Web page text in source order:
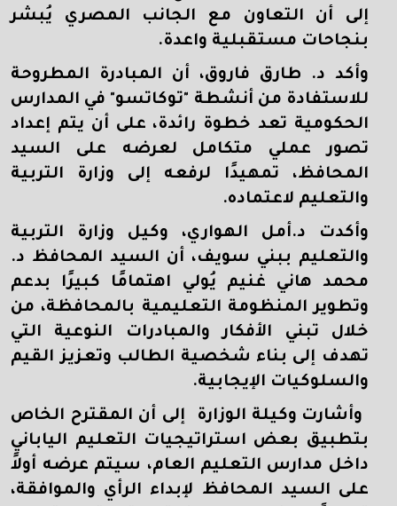
إلى أن التعاون مع الجانب المصري يُبشر
بنجاحات مستقبلية واعدة.
وأكد د. طارق فاروق، أن المبادرة المطروحة
للاستفادة من أنشطة "توكاتسو" في المدارس
الحكومية تعد خطوة رائدة، على أن يتم إعداد
تصور عملي متكامل لعرضه على السيد
المحافظ، تمهيدًا لرفعه إلى وزارة التربية
والتعليم لاعتماده.
وأكدت د.أمل الهواري، وكيل وزارة التربية
والتعليم ببني سويف، أن السيد المحافظ د.
محمد هاني غنيم يُولي اهتمامًا كبيرًا بدعم
وتطوير المنظومة التعليمية بالمحافظة، من
خلال تبني الأفكار والمبادرات النوعية التي
تهدف إلى بناء شخصية الطالب وتعزيز القيم
والسلوكيات الإيجابية.
وأشارت وكيلة الوزارة إلى أن المقترح الخاص
بتطبيق بعض استراتيجيات التعليم الياباني
داخل مدارس التعليم العام، سيتم عرضه أولاً
على السيد المحافظ لإبداء الرأي والموافقة،